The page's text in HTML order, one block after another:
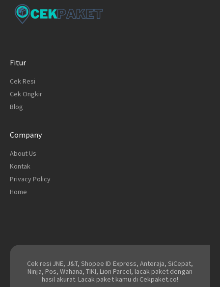
Fitur
Cek Resi
Cek Ongkir
Blog
Company
About Us
Kontak
Privacy Policy
Home
Cek resi JNE, J&T, Shopee ID Express, Anteraja, SiCepat,
Ninja, Pos, Wahana, TIKI, Lion Parcel, lacak paket dengan
hasil akurat. Lacak paket kamu di Cekpaket.co!